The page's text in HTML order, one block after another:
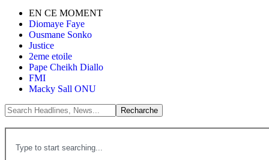
EN CE MOMENT
Diomaye Faye
Ousmane Sonko
Justice
2eme etoile
Pape Cheikh Diallo
FMI
Macky Sall ONU